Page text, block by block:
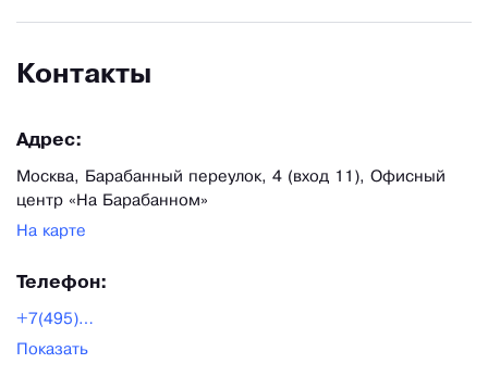
Контакты
Адрес:
Москва, Барабанный переулок, 4 (вход 11), Офисный
центр «На Барабанном»
На карте
Телефон:
+7(495)268-04-68
Показать